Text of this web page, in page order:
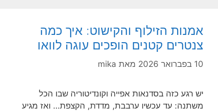
אמנות הזילוף והקישוט: איך כמה
צנטרים קטנים הופכים עוגה לוואו
10 בפברואר 2026 מאת mika
יש רגע כזה בסדנאות אפייה וקונדיטוריה שבו הכל
משתנה: עד עכשיו ערבבת, מדדת, הקצפת… ואז מגיע